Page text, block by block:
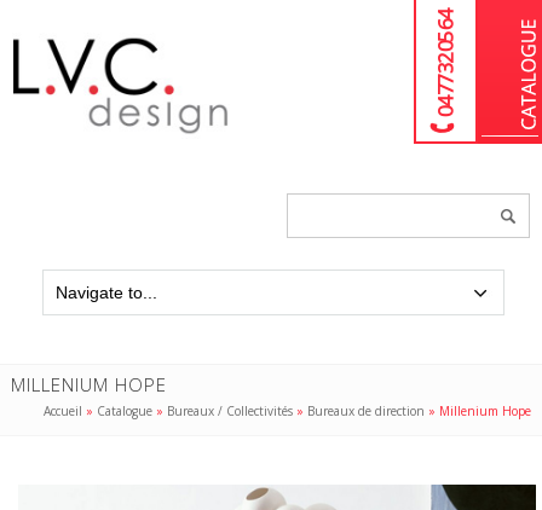
04 77 32 05 64
MILLENIUM HOPE
Accueil » Catalogue » Bureaux / Collectivités » Bureaux de direction » Millenium Hope